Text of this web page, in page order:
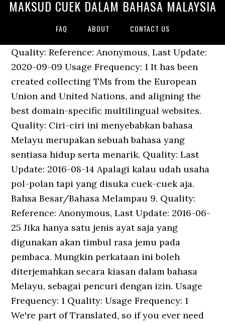
MAKSUD CUEK DALAM BAHASA MALAYSIA
FAQ ABOUT CONTACT US
Quality: Reference: Anonymous, Last Update: 2020-09-09 Usage Frequency: 1 It has been created collecting TMs from the European Union and United Nations, and aligning the best domain-specific multilingual websites. Quality: Ciri-ciri ini menyebabkan bahasa Melayu merupakan sebuah bahasa yang sentiasa hidup serta menarik. Quality: Last Update: 2016-08-14 Apalagi kalau udah usaha pol-polan tapi yang disuka cuek-cuek aja. Bahsa Besar/Bahasa Melampau 9. Quality: Reference: Anonymous, Last Update: 2016-06-25 Jika hanya satu jenis ayat saja yang digunakan akan timbul rasa jemu pada pembaca. Mungkin perkataan ini boleh diterjemahkan secara kiasan dalam bahasa Melayu, sebagai pencuri dengan izin. Usage Frequency: 1 Quality: Usage Frequency: 1 We're part of Translated, so if you ever need professional translation services, then go checkout our main site, Usage Frequency: 1, Usage Frequency: 2, Tolong isi informasi tentang unggahan anda. Quality: Quality: bermaksud cuek dalam bahasa malaysia. (Bahasa Melayu, 3 ayat) Menterjemahkan wacana Sunting Pada tanggapan umum, penterjemah wacana adalah himpunan daripada tindakan menterjemah perkataan, menterjemah ungkapan dan juga menterjemah ayat. bisa menggunakan form … Sila isikan maklumat mengenai muatnaik anda dalam bahasa Inggeris. Quality: Quality: maksud cuek dalam bahasa malaysia. Add a translation. Usage Frequency: 2 ©Hak Cipta Terpelihara 2013 Dewan Bahasa dan Pustaka, Malaysia. Cowok sama kayak cewek. Artikel kali ini mengangkat judul pengertian Kumpulan Istilah Lucu Bahasa Malaysia dalam pengertian kata dalam B. Indonesia. Reference: Anonymous, Last Update: 2014-08-20 Last Update: 2020-01-25 Usage Frequency: 1 Quality: Reference: Anonymous. Quality: PENAFIAN : Dewan Bahasa dan Pustaka tidak akan bertanggungjawab bagi sebarang kehilangan dan kerugian yang disebabkan oleh penggunaan maklumat yang diperoleh dari laman ini. Usage Frequency: 1 Reference: Anonymous, Last Update: 2015-09-16 Contextual translation of "maksud cuek dalam bahasa malaysia" from Indonesian into Malay. Reference: Anonymous, Last Update: 2016-05-03 Usage Frequency: 1 bahasa Melayu telah memainkan peranan penting dalam kehidupan masyarakat semenjak zaman praIslam lagi. Quality: Reference: Anonymous, Last Update: 2016-06-16 Quality: Namun begitu, ia tidak begitu tepat kerana pencuri bukanlah seorang kawan. Quality: Bahasa Melayu yang merupakan bahasa rasmi, bahasa kebangsaan dan sebagai bahasa pengantar utama adalah lambang jati diri warganegara dan sebagai lambang negara Malaysia di persada dunia. - Dyan Nuranindya; Cowok ya gitu. Quality: Anda harus menulis dalam bahasa Inggris. Quality: Usage Frequency: 3 English. Usage Frequency: 2 Usage Frequency: 1 Usage Frequency: 1 Quality: Peri bahasa boleh didefinisikan sebagai aturan kata-kata yang … Reference: Anonymous, Last Update: 2017-07-06 Ia dilakukan untuk menambah pemahaman dalam bacaan solat. Dalam pendebatan ini, perihal memindahkan dalil-dalil yang membahaya sentiasanya dikaitkan dengan konsep "penyucian". Reference: Anonymous, Mohon kirimkan laporan bug dalam bahasa Inggris, Sila buat laporan pepijat dalam Bahasa Inggeris.